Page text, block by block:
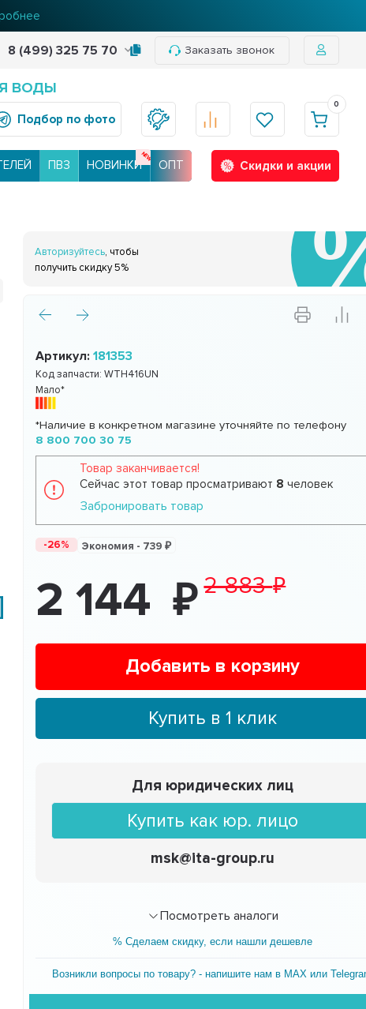
8 (499) 325 75 70 Заказать звонок
ВОДЫ
Подбор по фото
0
ПВЗ НОВИНКИ ОПТ
Скидки и акции
Авторизуйтесь, чтобы
получить скидку 5%
Артикул:181353
Код запчасти:WTH416UN
Мало*
*Наличие в конкретном магазине уточняйте по телефону
8 800 700 30 75
Товар заканчивается!
Сейчас этот товар просматривают 8человек
Забронировать товар
-26% Экономия - 739
2 144 2 883
Добавить в корзину
Купить в 1 клик
Для юридических лиц
Купить как юр. лицо
msk@ita-group.ru
Посмотреть аналоги
% Сделаем скидку, если нашли дешевле
Возникли вопросы по товару? - напишите нам в MAX или